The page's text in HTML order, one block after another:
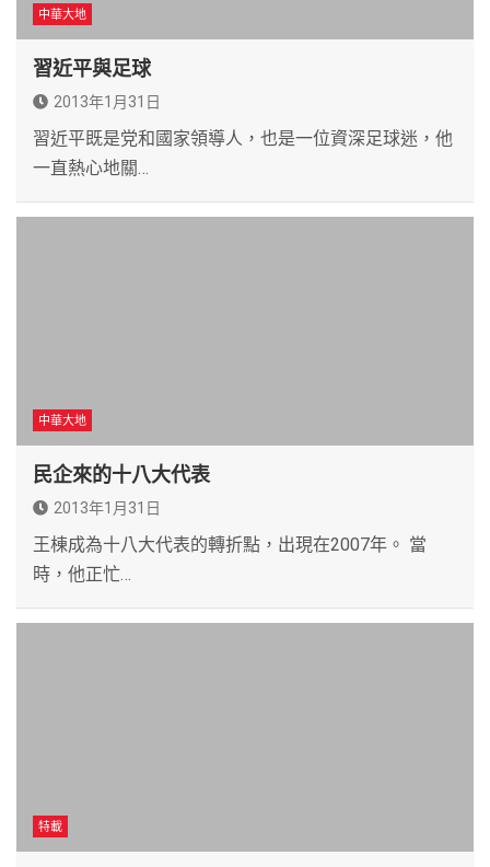
中華大地
習近平與足球
2013年1月31日
習近平既是党和國家領導人，也是一位資深足球迷，他
一直熱心地關…
中華大地
民企來的十八大代表
2013年1月31日
王棟成為十八大代表的轉折點，出現在2007年。 當
時，他正忙…
特載